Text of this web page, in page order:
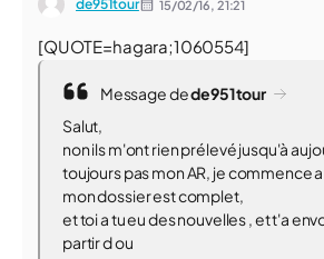
de951tour 15/02/16, 21:21
[QUOTE=hagara;1060554]
Message dede951tour
Salut,
non ils m'ont rien prélevé jusqu'à
toujours pas mon AR, je commence
mon dossier est complet,
et toi a tu eu des nouvelles , et t'a
partir d ou